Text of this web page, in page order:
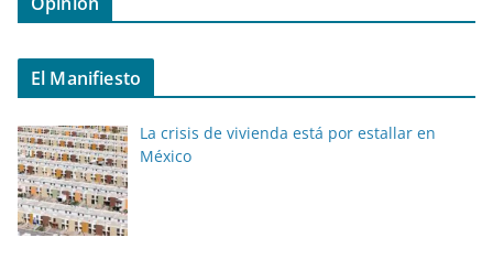
El Manifiesto
La crisis de vivienda está por estallar en
México